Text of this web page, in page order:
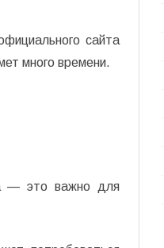
сайта
много времени.
— это важно для